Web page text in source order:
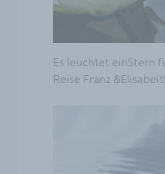
Es leuchtet einStern
Reise Franz